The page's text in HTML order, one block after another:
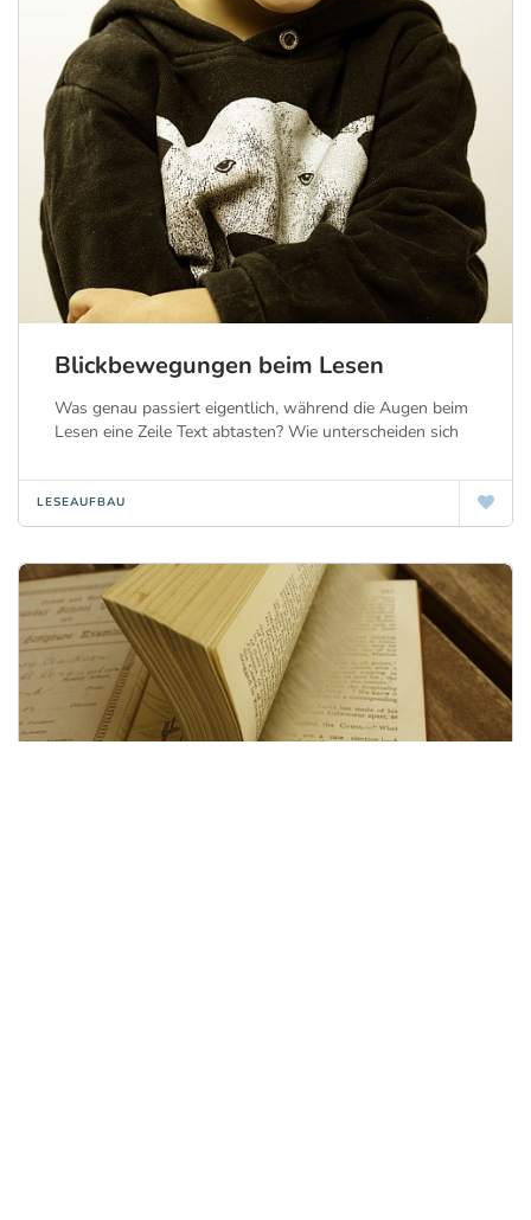
Blickbewegungen beim Lesen
Was genau passiert eigentlich, während die Augen beim
Lesen eine Zeile Text abtasten? Wie unterscheiden sich
LESEAUFBAU